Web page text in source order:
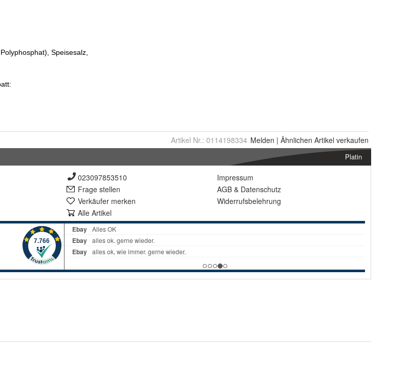
Artikel Nr.: 0114198334 Melden | Ähnlichen Artikel verkaufen
Platin
023097853510
Frage stellen
Verkäufer merken
Alle Artikel
Impressum
AGB & Datenschutz
Widerrufsbelehrung